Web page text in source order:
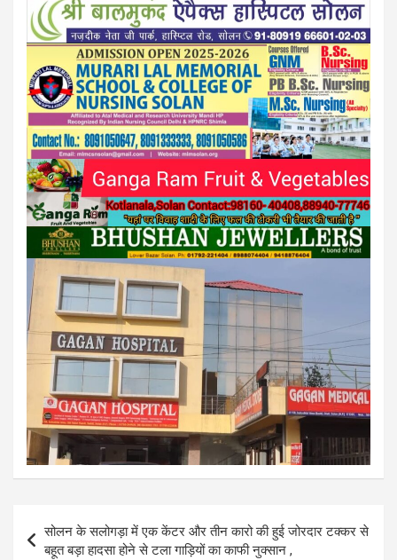
Post
navigation
सोलन के सलोगड़ा में एक केंटर और तीन कारो की हुई जोरदार टक्कर से
बहूत बड़ा हादसा होने से टला गाड़ियों का काफी नुक्सान ,